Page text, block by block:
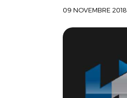
09 NOVEMBRE 2018